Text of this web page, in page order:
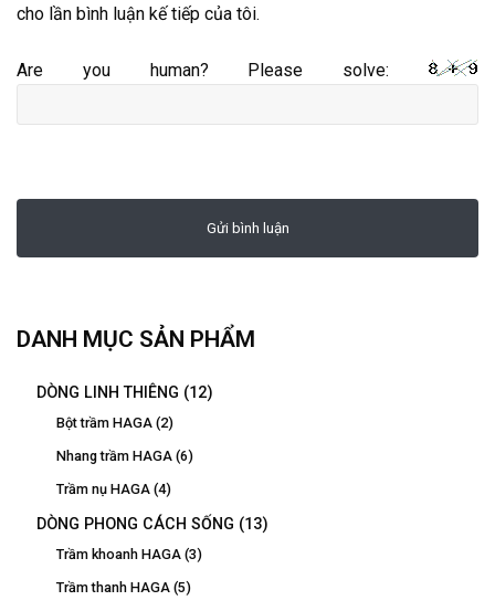
cho lần bình luận kế tiếp của tôi.
Are you human? Please solve:
DANH MỤC SẢN PHẨM
DÒNG LINH THIÊNG (12)
Bột trầm HAGA (2)
Nhang trầm HAGA (6)
Trầm nụ HAGA (4)
DÒNG PHONG CÁCH SỐNG (13)
Trầm khoanh HAGA (3)
Trầm thanh HAGA (5)